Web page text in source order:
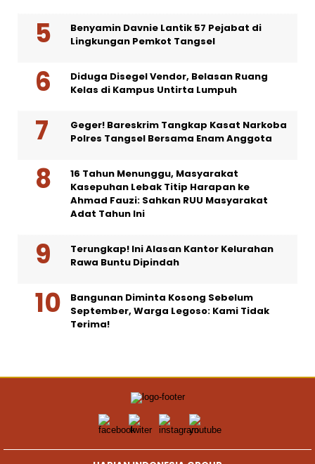
Benyamin Davnie Lantik 57 Pejabat di
Lingkungan Pemkot Tangsel
Diduga Disegel Vendor, Belasan Ruang
Kelas di Kampus Untirta Lumpuh
Geger! Bareskrim Tangkap Kasat Narkoba
Polres Tangsel Bersama Enam Anggota
16 Tahun Menunggu, Masyarakat
Kasepuhan Lebak Titip Harapan ke
Ahmad Fauzi: Sahkan RUU Masyarakat
Adat Tahun Ini
Terungkap! Ini Alasan Kantor Kelurahan
Rawa Buntu Dipindah
Bangunan Diminta Kosong Sebelum
September, Warga Legoso: Kami Tidak
Terima!